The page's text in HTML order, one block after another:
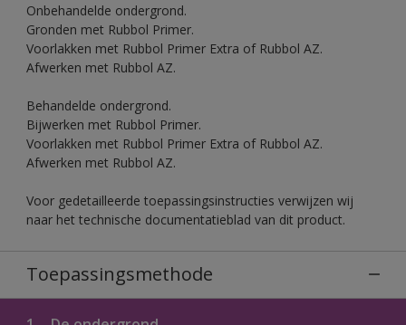
Onbehandelde ondergrond.
Gronden met Rubbol Primer.
Voorlakken met Rubbol Primer Extra of Rubbol AZ.
Afwerken met Rubbol AZ.
Behandelde ondergrond.
Bijwerken met Rubbol Primer.
Voorlakken met Rubbol Primer Extra of Rubbol AZ.
Afwerken met Rubbol AZ.
Voor gedetailleerde toepassingsinstructies verwijzen wij
naar het technische documentatieblad van dit product.
Toepassingsmethode